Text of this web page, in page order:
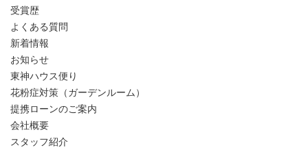
受賞歴
よくある質問
新着情報
お知らせ
東神ハウス便り
花粉症対策（ガーデンルーム）
提携ローンのご案内
会社概要
スタッフ紹介